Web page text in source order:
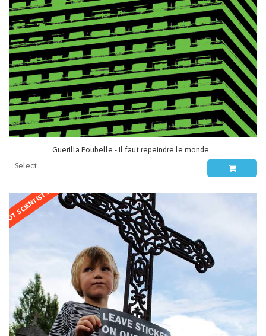
Guerilla Poubelle - Il faut repeindre le monde...
NOT SCIENTISTS